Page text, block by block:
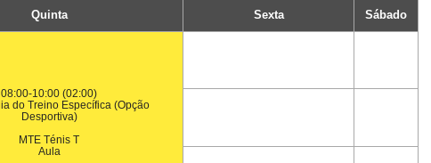
Quinta Sexta Sábado
08:00-10:00 (02:00)
do Treino Específica (Opção
Desportiva)
MTE Ténis T
Aula